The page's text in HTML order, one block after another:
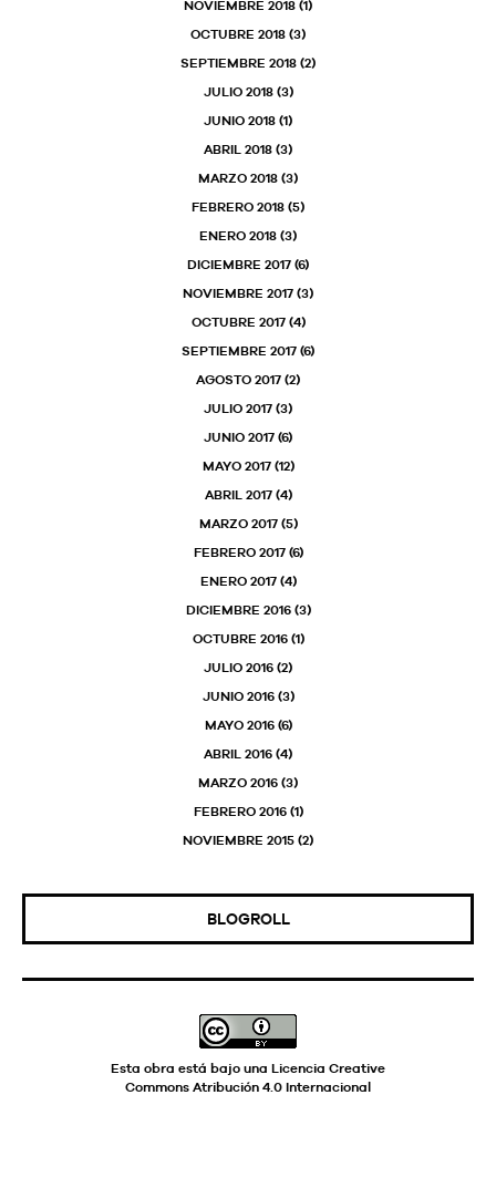
NOVIEMBRE 2018 (1)
OCTUBRE 2018 (3)
SEPTIEMBRE 2018 (2)
JULIO 2018(3)
JUNIO 2018 (1)
ABRIL 2018 (3)
MARZO 2018 (3)
FEBRERO 2018 (5)
ENERO 2018 (3)
DICIEMBRE 2017 (6)
NOVIEMBRE 2017 (3)
OCTUBRE 2017(4)
SEPTIEMBRE 2017 (6)
AGOSTO 2017 (2)
JULIO 2017 (3)
JUNIO 2017 (6)
MAYO 2017(12)
ABRIL 2017(4)
MARZO 2017(5)
FEBRERO 2017(6)
ENERO 2017(4)
DICIEMBRE 2016(3)
OCTUBRE 2016(1)
JULIO 2016 (2)
JUNIO 2016(3)
MAYO 2016(6)
ABRIL 2016 (4)
MARZO 2016 (3)
FEBRERO 2016(1)
NOVIEMBRE 2015 (2)
BLOGROLL
Esta obra está bajo una Licencia Creative
Commons Atribución 4.0 Internacional